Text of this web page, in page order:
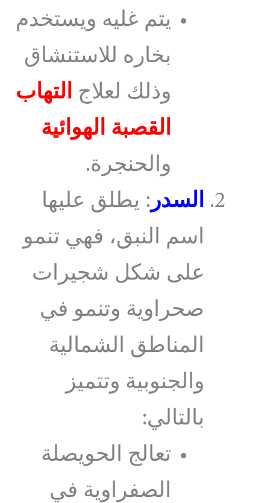
يتم غليه ويستخدم
بخاره للاستنشاق
وذلك لعلاج التهاب
القصبة الهوائية
والحنجرة.
السدر : يطلق عليها
اسم النبق، فهي تنمو
على شكل شجيرات
صحراوية وتنمو في
المناطق الشمالية
والجنوبية وتتميز
بالتالي:
تعالج الحويصلة
الصفراوية في